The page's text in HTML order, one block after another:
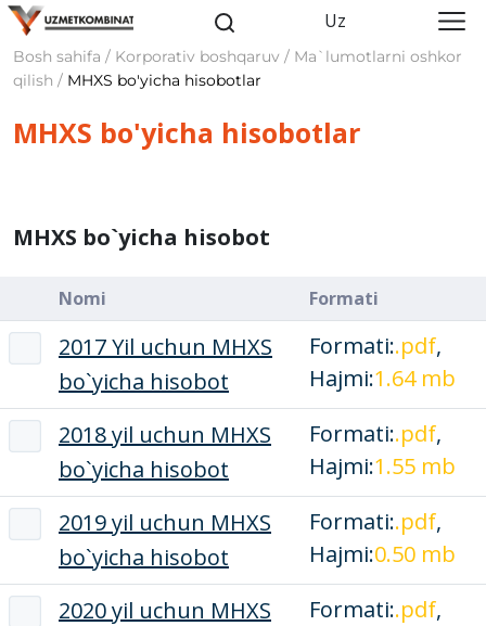
Uz
Bosh sahifa / Korporativ boshqaruv / Ma`lumotlarni oshkor
qilish / MHXS bo'yicha hisobotlar
MHXS bo'yicha hisobotlar
MHXS bo`yicha hisobot
Nomi Formati
2017 Yil uchun MHXS
bo`yicha hisobot
Formati:.pdf,
Hajmi:1.64 mb
2018 yil uchun MHXS
bo`yicha hisobot
Formati:.pdf,
Hajmi:1.55 mb
2019 yil uchun MHXS
bo`yicha hisobot
Formati:.pdf,
Hajmi:0.50 mb
2020 yil uchun MHXS
Formati:.pdf,